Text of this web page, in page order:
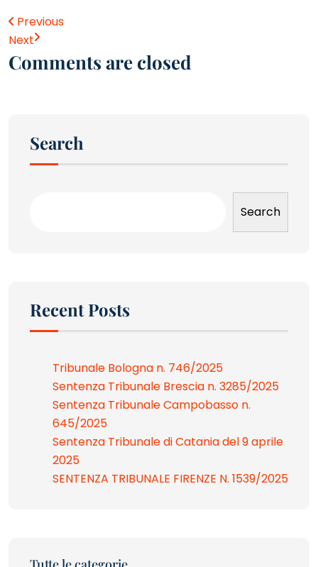
Previous
Next
Comments are closed
Search
Search
Recent Posts
Tribunale Bologna n. 746/2025
Sentenza Tribunale Brescia n. 3285/2025
Sentenza Tribunale Campobasso n.
645/2025
Sentenza Tribunale di Catania del 9 aprile
2025
SENTENZA TRIBUNALE FIRENZE N. 1539/2025